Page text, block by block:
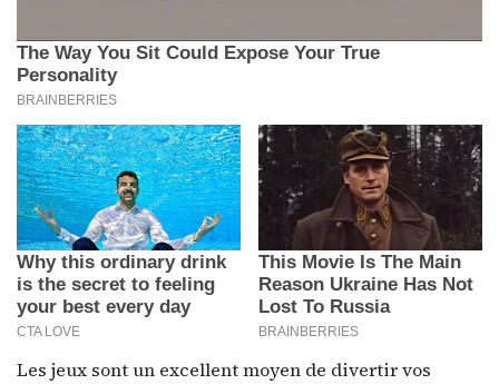
Les jeux sont un excellent moyen de divertir vos